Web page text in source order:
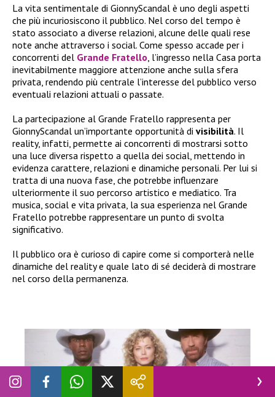
La vita sentimentale di GionnyScandal è uno degli aspetti
che più incuriosiscono il pubblico. Nel corso del tempo è
stato associato a diverse relazioni, alcune delle quali rese
note anche attraverso i social. Come spesso accade per i
concorrenti del Grande Fratello , l’ingresso nella Casa porta
inevitabilmente maggiore attenzione anche sulla sfera
privata, rendendo più centrale l’interesse del pubblico verso
eventuali relazioni attuali o passate.
La partecipazione al Grande Fratello rappresenta per
GionnyScandal un’importante opportunità di visibilità. Il
reality, infatti, permette ai concorrenti di mostrarsi sotto
una luce diversa rispetto a quella dei social, mettendo in
evidenza carattere, relazioni e dinamiche personali. Per lui si
tratta di una nuova fase, che potrebbe influenzare
ulteriormente il suo percorso artistico e mediatico. Tra
musica, social e vita privata, la sua esperienza nel Grande
Fratello potrebbe rappresentare un punto di svolta
significativo.
Il pubblico ora è curioso di capire come si comporterà nelle
dinamiche del reality e quale lato di sé deciderà di mostrare
nel corso della permanenza.